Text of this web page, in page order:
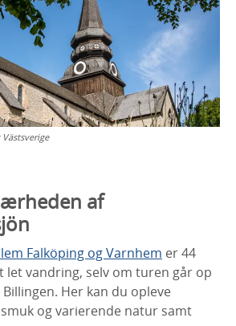
af
Falköping og Varnhem er 44
vandring, selv om turen går op
Her kan du opleve
og varierende natur samt